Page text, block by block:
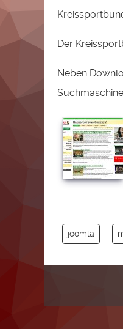
Der
Neben
joomla